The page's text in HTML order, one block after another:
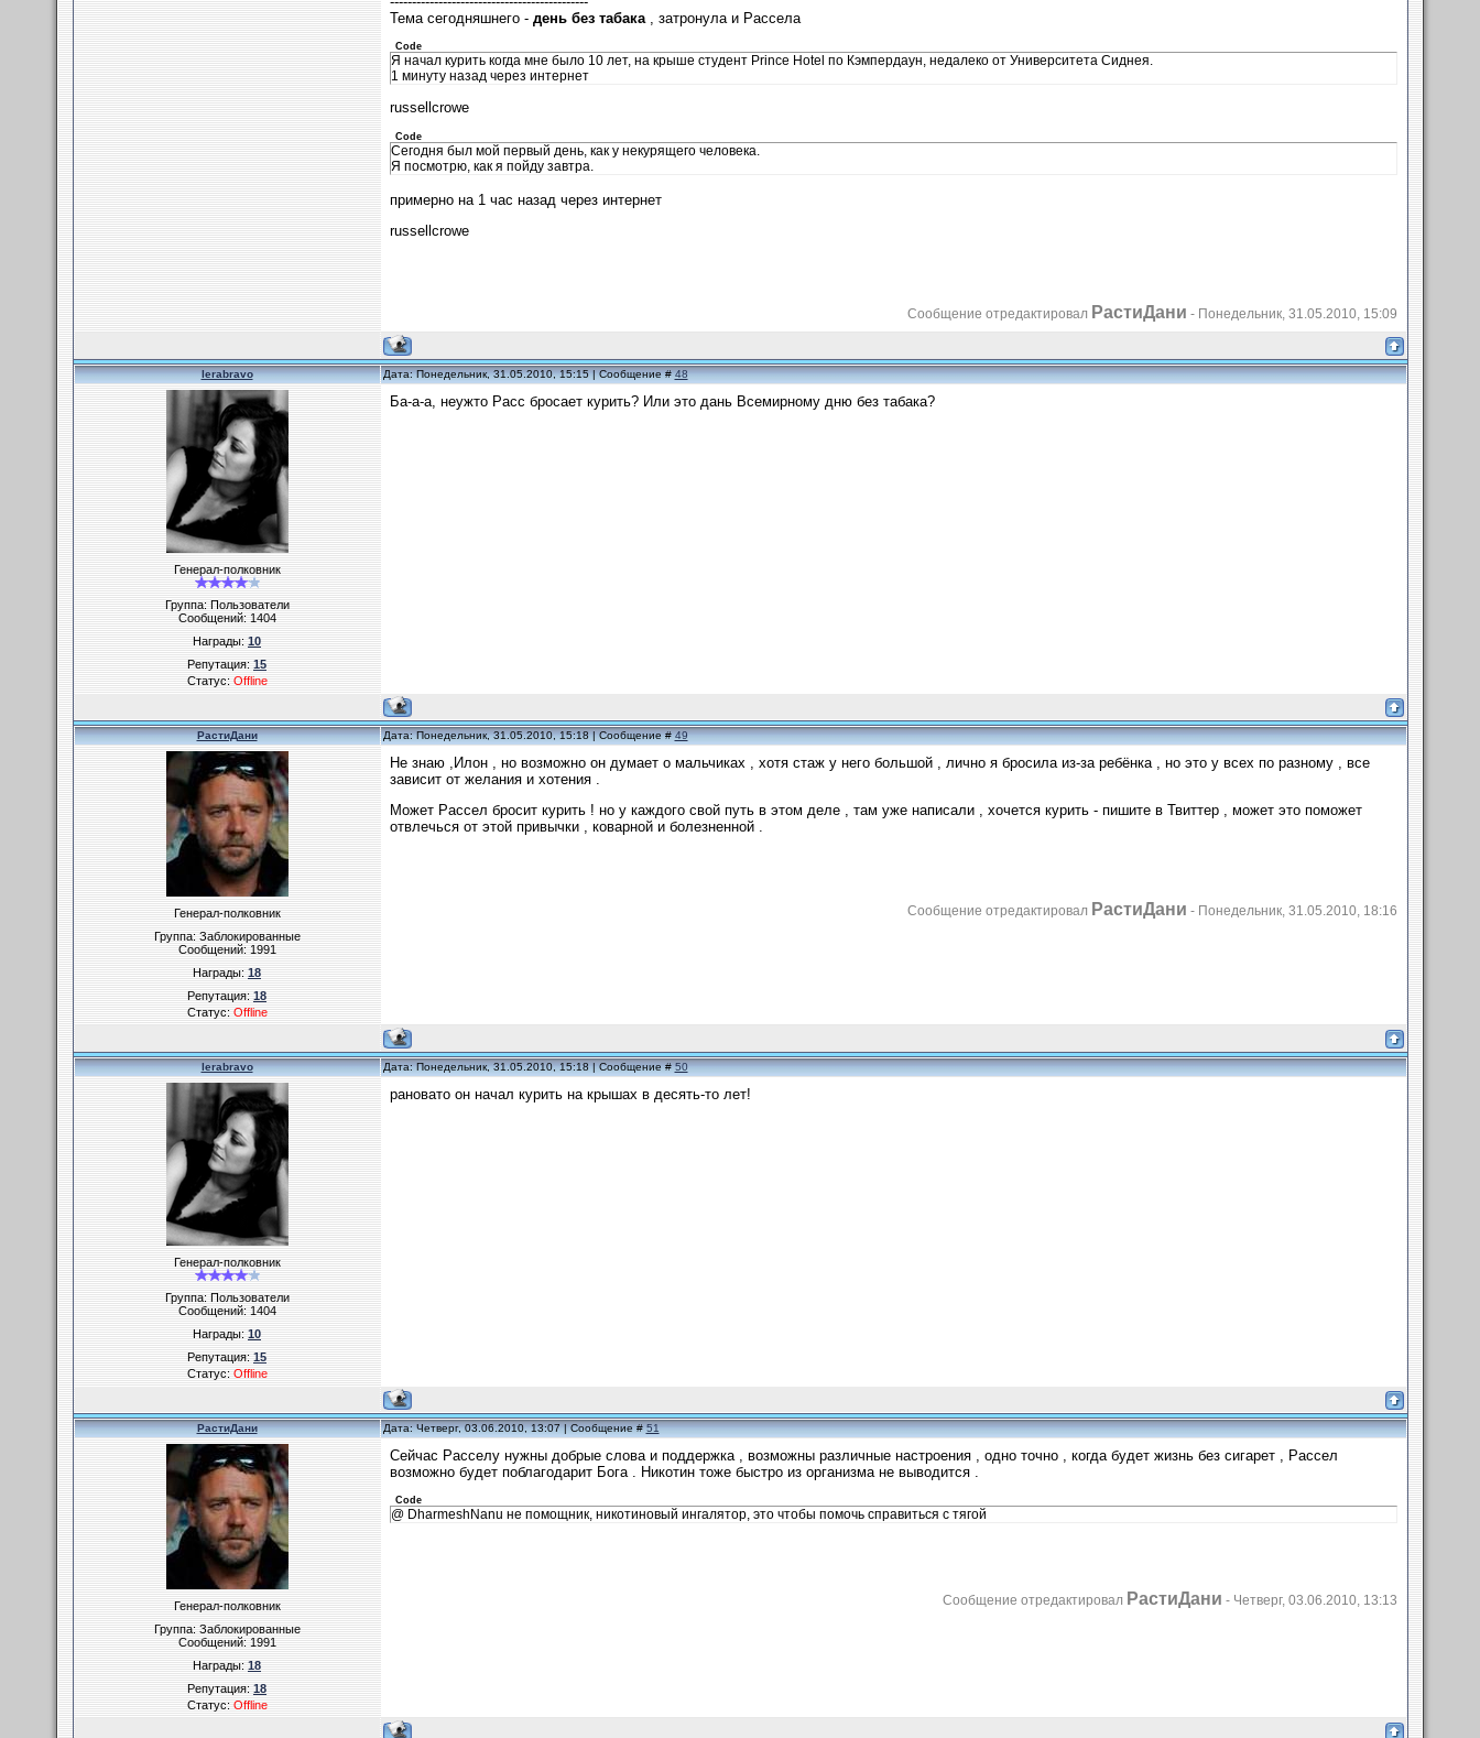
Тема сегодняшнего - день без табака , затронула и Рассела
Code
Я начал курить когда мне было 10 лет, на крыше студент Prince Hotel по Кэмпердаун, недалеко от Университета Сиднея.
1 минуту назад через интернет
russellcrowe
Code
Сегодня был мой первый день, как у некурящего человека.
Я посмотрю, как я пойду завтра.
примерно на 1 час назад через интернет
russellcrowe
Сообщение отредактировал РастиДани - Понедельник, 31.05.2010, 15:09
lerabravo Дата: Понедельник, 31.05.2010, 15:15 | Сообщение #48
Генерал-полковник
Группа: Пользователи
Сообщений:1404
Награды:10
Репутация:15
Статус:Offline
Ба-а-а, неужто Расс бросает курить? Или это дань Всемирному дню без табака?
РастиДани Дата: Понедельник, 31.05.2010, 15:18 | Сообщение #49
Генерал-полковник
Группа: Заблокированные
Сообщений:1991
Награды:18
Репутация:18
Статус:Offline
Не знаю ,Илон , но возможно он думает о мальчиках , хотя стаж у него большой , лично я бросила из-за ребёнка , но это у всех по разному , все
зависит от желания и хотения .
Может Рассел бросит курить ! но у каждого свой путь в этом деле , там уже написали , хочется курить - пишите в Твиттер , может это поможет
отвлечься от этой привычки , коварной и болезненной .
Сообщение отредактировал РастиДани - Понедельник, 31.05.2010, 18:16
lerabravo Дата: Понедельник, 31.05.2010, 15:18 | Сообщение #50
Генерал-полковник
Группа: Пользователи
Сообщений:1404
Награды:10
Репутация:15
Статус:Offline
рановато он начал курить на крышах в десять-то лет!
РастиДани Дата: Четверг, 03.06.2010, 13:07 | Сообщение #51
Генерал-полковник
Группа: Заблокированные
Сообщений:1991
Награды:18
Репутация:18
Статус:Offline
Сейчас Расселу нужны добрые слова и поддержка , возможны различные настроения , одно точно , когда будет жизнь без сигарет , Рассел
возможно будет поблагодарит Бога . Никотин тоже быстро из организма не выводится .
Code
@ DharmeshNanu не помощник, никотиновый ингалятор, это чтобы помочь справиться с тягой
Сообщение отредактировал РастиДани - Четверг, 03.06.2010, 13:13